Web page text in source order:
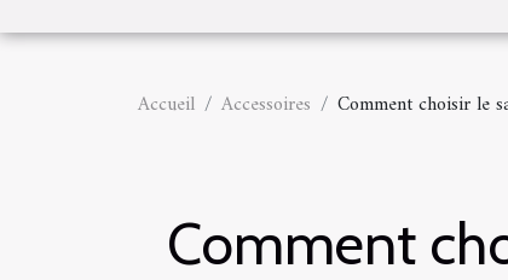
Accueil Accessoires Comment choisir le
Comment